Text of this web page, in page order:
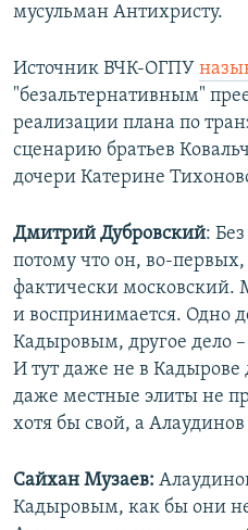
мусульман Антихристу.
Источник ВЧК-ОГПУ
"безальтернативным"
реализации плана по
сценарию братьев
дочери Катерине
Дмитрий Дубровский:
потому что он, во-
фактически
и воспринимается. Одно
Кадыровым, другое дело
И тут даже не в Кадырове
даже местные элиты не
хотя бы свой, а Алаудинов
Сайхан Музаев:
Кадыровым, как бы они